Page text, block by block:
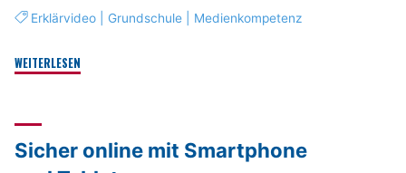
Erklärvideo| Grundschule| Medienkompetenz
WEITERLESEN
Sicher online mit Smartphone